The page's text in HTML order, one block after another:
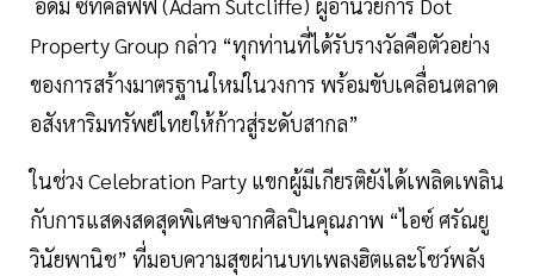
Property Group กล่าว “ทุกท่านที่ได้รับรางวัลคือตัวอย่าง
ของการสร้างมาตรฐานใหม่ในวงการ พร้อมขับเคลื่อนตลาด
อสังหาริมทรัพย์ไทยให้ก้าวสู่ระดับสากล”
ในช่วง Celebration Party แขกผู้มีเกียรติยังได้เพลิดเพลิน
กับการแสดงสดสุดพิเศษจากศิลปินคุณภาพ “ไอซ์ ศรัณยู
วินัยพานิช” ที่มอบความสุขผ่านบทเพลงฮิตและโชว์พลัง